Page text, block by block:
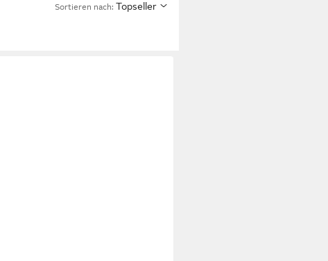
Sortieren nach: Topseller